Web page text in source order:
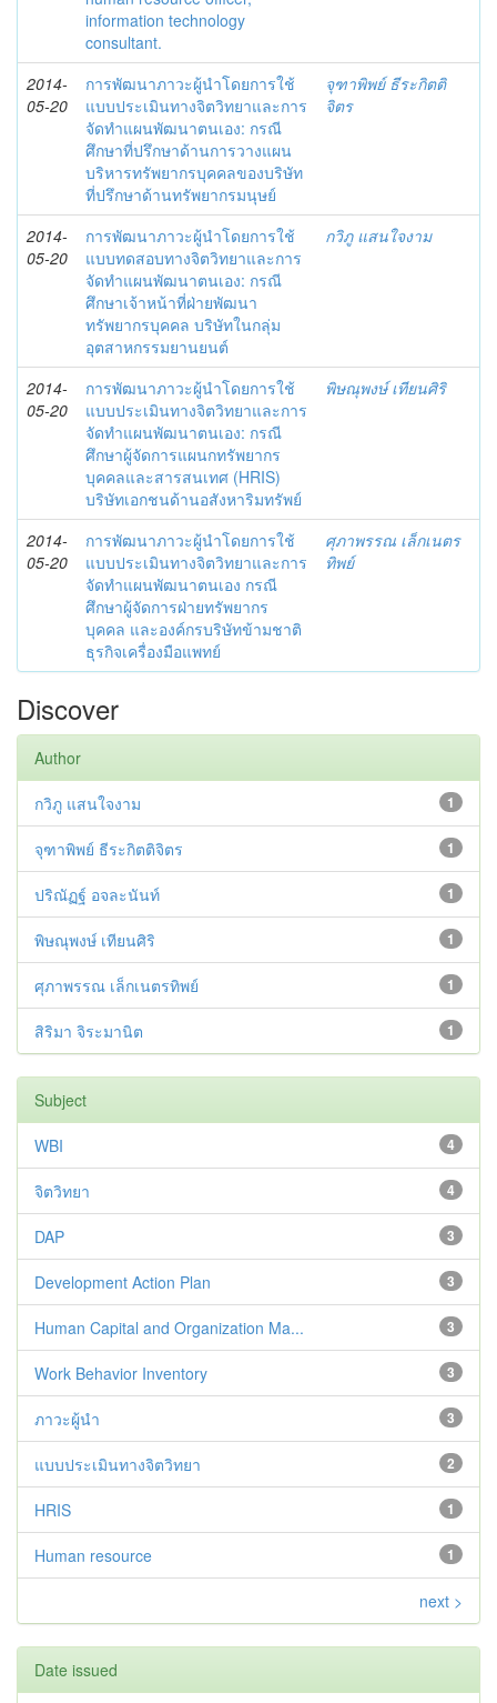
information technology
consultant.
2014-
05-20
การพัฒนาภาวะผู้นำโดยการใช้
แบบประเมินทางจิตวิทยาและการ
จัดทำแผนพัฒนาตนเอง: กรณี
ศึกษาที่ปรึกษาด้านการวางแผน
บริหารทรัพยากรบุคคลของบริษัท
ที่ปรึกษาด้านทรัพยากรมนุษย์
จุฑาพิพย์ ธีระกิตติ
จิตร
2014-
05-20
การพัฒนาภาวะผู้นำโดยการใช้
แบบทดสอบทางจิตวิทยาและการ
จัดทำแผนพัฒนาตนเอง: กรณี
ศึกษาเจ้าหน้าที่ฝ่ายพัฒนา
ทรัพยากรบุคคล บริษัทในกลุ่ม
อุตสาหกรรมยานยนต์
กวิภู แสนใจงาม
2014-
05-20
การพัฒนาภาวะผู้นำโดยการใช้
แบบประเมินทางจิตวิทยาและการ
จัดทำแผนพัฒนาตนเอง: กรณี
ศึกษาผู้จัดการแผนกทรัพยากร
บุคคลและสารสนเทศ (HRIS)
บริษัทเอกชนด้านอสังหาริมทรัพย์
พิษณุพงษ์ เทียนศิริ
2014-
05-20
การพัฒนาภาวะผู้นำโดยการใช้
แบบประเมินทางจิตวิทยาและการ
จัดทำแผนพัฒนาตนเอง กรณี
ศึกษาผู้จัดการฝ่ายทรัพยากร
บุคคล และองค์กรบริษัทข้ามชาติ
ธุรกิจเครื่องมือแพทย์
ศุภาพรรณ เล็กเนตร
ทิพย์
Discover
Author
1
กวิภู แสนใจงาม
1
จุฑาพิพย์ ธีระกิตติจิตร
1
ปริณัฏฐ์ อจละนันท์
1
พิษณุพงษ์ เทียนศิริ
1
ศุภาพรรณ เล็กเนตรทิพย์
1
สิริมา จิระมานิต
Subject
4
WBI
4
จิตวิทยา
3
DAP
3
Development Action Plan
3
Human Capital and Organization Ma...
3
Work Behavior Inventory
3
ภาวะผู้นำ
2
แบบประเมินทางจิตวิทยา
1
HRIS
1
Human resource
next >
Date issued